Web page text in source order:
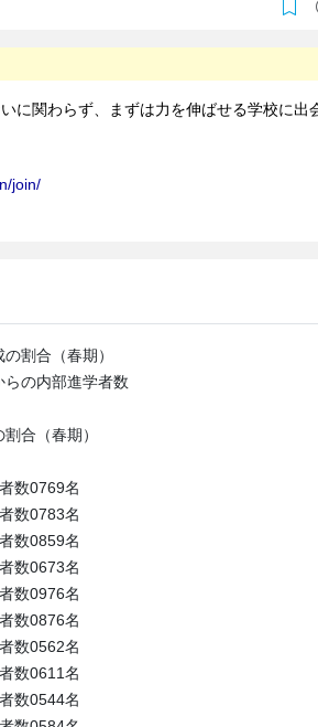
割合（春期）
の内部進学者数
合（春期）
数0769名
数0783名
数0859名
数0673名
数0976名
数0876名
数0562名
数0611名
数0544名